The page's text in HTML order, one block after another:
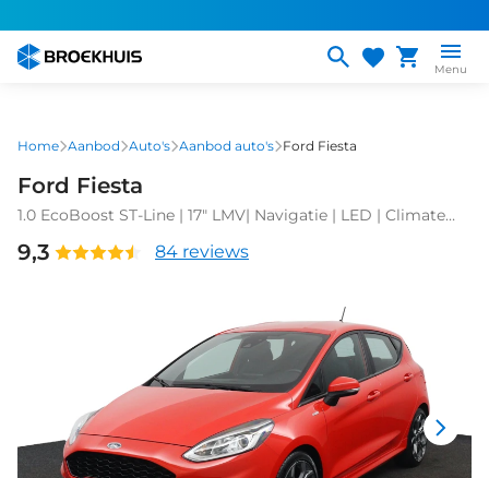
naar
gaan
Menu
Home Aanbod Auto's Aanbod auto's Ford Fiesta
Ford Fiesta
1.0 EcoBoost ST-Line | 17" LMV| Navigatie | LED | Climate
9,3 84 reviews